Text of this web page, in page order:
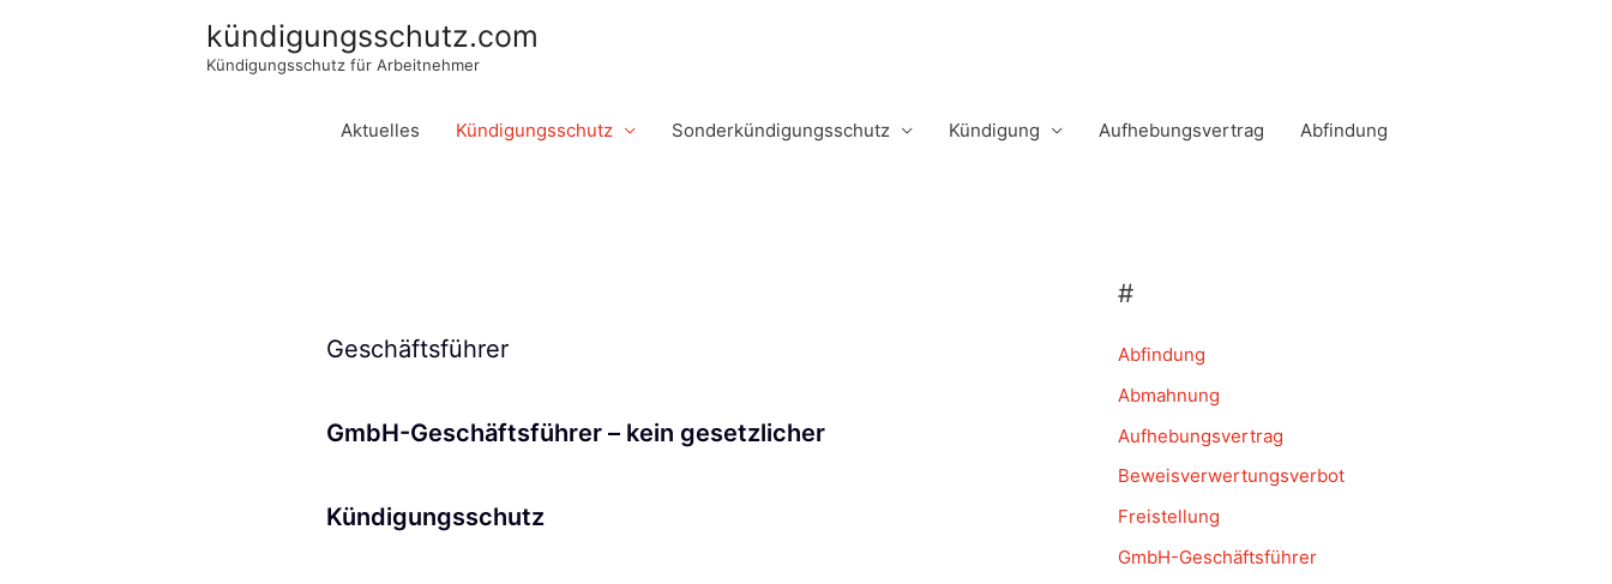
kündigungsschutz.com
Kündigungsschutz für Arbeitnehmer
Aktuelles Kündigungsschutz Sonderkündigungsschutz Kündigung Aufhebungsvertrag Abfindung
Geschäftsführer
GmbH-Geschäftsführer – kein gesetzlicher
Kündigungsschutz
#
Abfindung
Abmahnung
Aufhebungsvertrag
Beweisverwertungsverbot
Freistellung
GmbH-Geschäftsführer